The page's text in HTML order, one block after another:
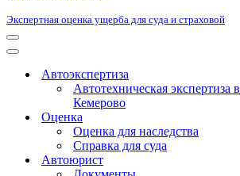
Экспертная оценка ущерба для суда и страховой
Меню
навигации
Меню
навигацииАвтоэкспертиза
Автотехническая экспертиза в
Кемерово
Оценка
Оценка для наследства
Справка для суда
Автоюрист